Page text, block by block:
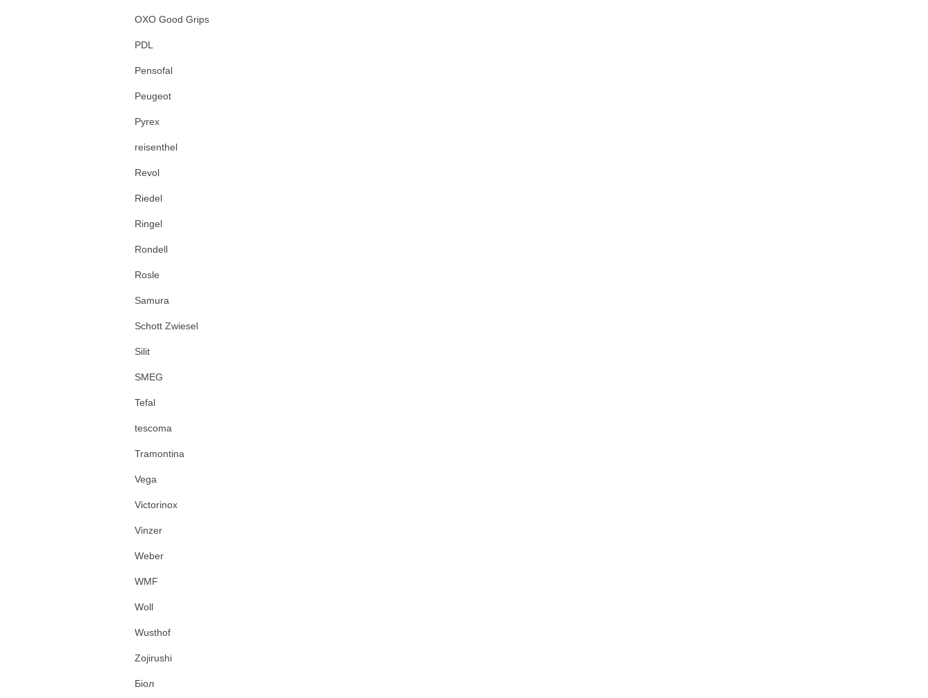
OXO Good Grips
PDL
Pensofal
Peugeot
Pyrex
reisenthel
Revol
Riedel
Ringel
Rondell
Rosle
Samura
Schott Zwiesel
Silit
SMEG
Tefal
tescoma
Tramontina
Vega
Victorinox
Vinzer
Weber
WMF
Woll
Wusthof
Zojirushi
Біол